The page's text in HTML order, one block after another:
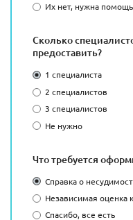
Их нет, нужна
Сколько
предоставить?
1 специалиста
2 специалистов
3 специалистов
Не нужно
Что требуется
Справка о
Независимая оценка
Спасибо, все есть